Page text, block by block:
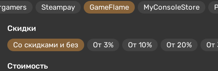
Steampay GameFlame MyConsoleStore
Скидки
Со скидками и без От 3% От 10% От 20% От
Стоимость